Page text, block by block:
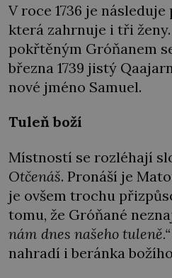
V roce 1736 je
která zahrnuje i tři
pokřtěným Gróňanem
března 1739 jistý
nové jméno Samuel.
Tuleň boží
Místností se rozléhají
Otčenáš. Pronáší je
je ovšem trochu
tomu, že Gróňané
nám dnes našeho tuleně.“
nahradí i beránka